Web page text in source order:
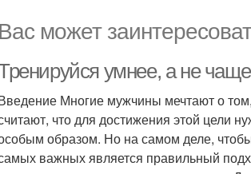
Вас может
умнее, а не
Многие мужчины мечтают о
что для достижения этой цели
образом. Но на самом деле,
важных является правильный